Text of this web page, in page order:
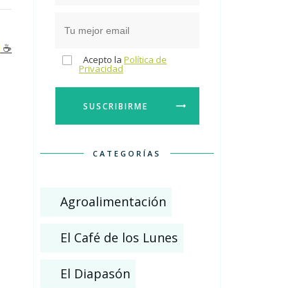
☕️
Acepto la Política de
Privacidad
SUSCRIBIRME
CATEGORÍAS
Agroalimentación
El Café de los Lunes
El Diapasón